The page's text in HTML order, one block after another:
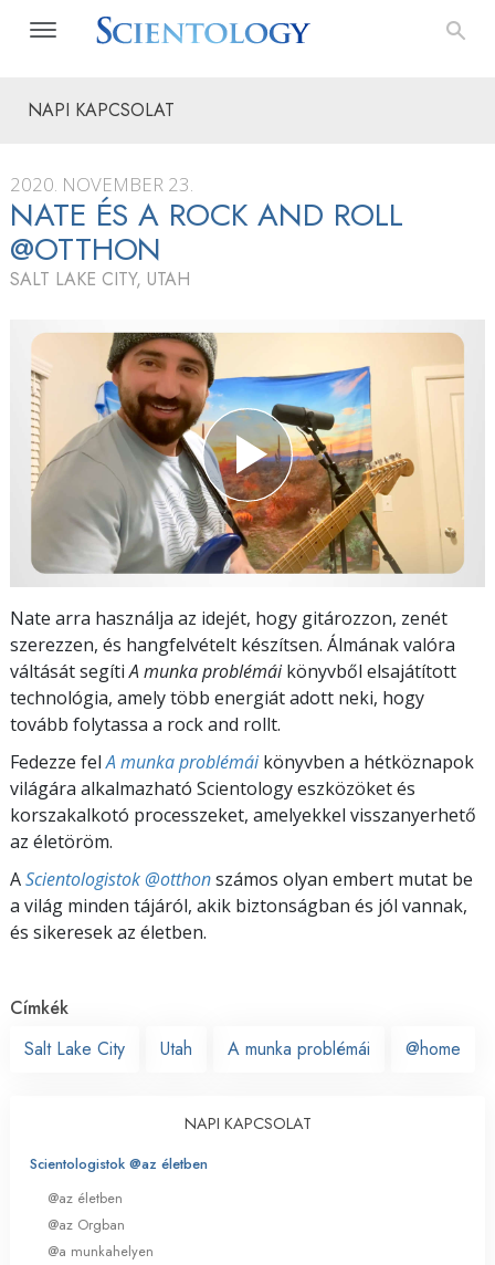
NAPI KAPCSOLAT
2020. NOVEMBER 23.
NATE ÉS A ROCK AND ROLL
@OTTHON
SALT LAKE CITY, UTAH
Nate arra használja az idejét, hogy gitározzon, zenét
szerezzen, és hangfelvételt készítsen. Álmának valóra
váltását segítiA munka problémáikönyvből elsajátított
technológia, amely több energiát adott neki, hogy
tovább folytassa a rock and rollt.
Fedezze felA munka problémáikönyvben a hétköznapok
világára alkalmazható Scientology eszközöket és
korszakalkotó processzeket, amelyekkel visszanyerhető
az életöröm.
AScientologistok @otthonszámos olyan embert mutat be
a világ minden tájáról, akik biztonságban és jól vannak,
és sikeresek az életben.
Címkék
Salt Lake City
Utah A munka problémái @home
NAPI KAPCSOLAT
Scientologistok @az életben
@az életben
@az Orgban
@a munkahelyen